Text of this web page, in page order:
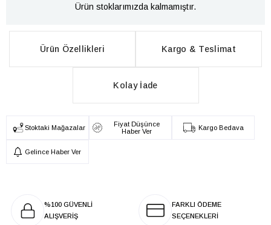
Ürün stoklarımızda kalmamıştır.
Ürün Özellikleri Kargo & Teslimat
Kolay İade
Stoktaki Mağazalar
Fiyat Düşünce
Haber Ver
Kargo Bedava
Gelince Haber Ver
%100 GÜVENLİ
ALIŞVERİŞ
FARKLI ÖDEME
SEÇENEKLERİ